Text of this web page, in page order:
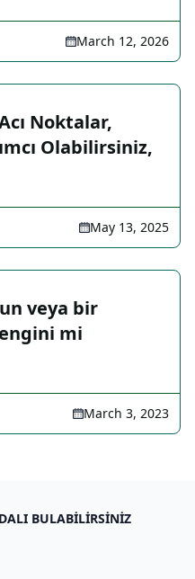
March 12, 2026
Noktalar,
Olabilirsiniz,
May 13, 2025
veya bir
mi
March 3, 2023
BULABILIRSINIZ